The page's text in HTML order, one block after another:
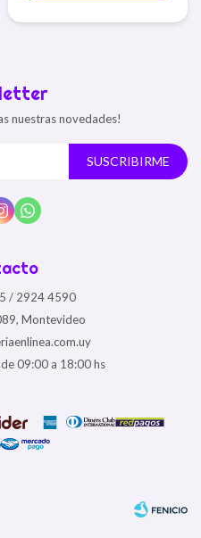
/ 2924 4590
Montevideo
09:00 a 18:00 hs
nuestras novedades!
SUSCRIBIRME
